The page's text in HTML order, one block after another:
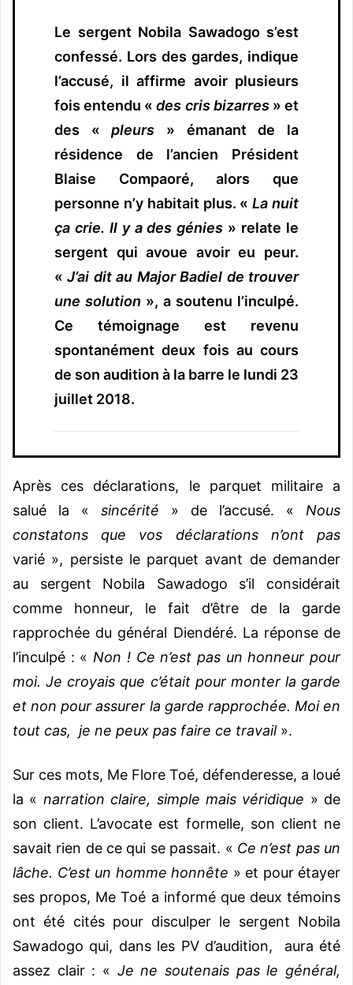
Le sergent Nobila Sawadogo s’est
confessé. Lors des gardes, indique
l’accusé, il affirme avoir plusieurs
fois entendu «des cris bizarres» et
des «pleurs » émanant de la
résidence de l’ancien Président
Blaise Compaoré, alors que
personne n’y habitait plus. «La nuit
ça crie. Il y a des génies » relate le
sergent qui avoue avoir eu peur.
«J’ai dit au Major Badiel de trouver
une solution », a soutenu l’inculpé.
Ce témoignage est revenu
spontanément deux fois au cours
de son audition à la barre le lundi 23
juillet 2018.
Après ces déclarations, le parquet militaire a
salué la « sincérité » de l’accusé. « Nous
constatons que vos déclarations n’ont pas
varié », persiste le parquet avant de demander
au sergent Nobila Sawadogo s’il considérait
comme honneur, le fait d’être de la garde
rapprochée du général Diendéré. La réponse de
l’inculpé : « Non ! Ce n’est pas un honneur pour
moi. Je croyais que c’était pour monter la garde
et non pour assurer la garde rapprochée. Moi en
tout cas, je ne peux pas faire ce travail».
Sur ces mots, Me Flore Toé, défenderesse, a loué
la « narration claire, simple mais véridique » de
son client. L’avocate est formelle, son client ne
savait rien de ce qui se passait. « Ce n’est pas un
lâche. C’est un homme honnête » et pour étayer
ses propos, Me Toé a informé que deux témoins
ont été cités pour disculper le sergent Nobila
Sawadogo qui, dans les PV d’audition, aura été
assez clair : « Je ne soutenais pas le général,